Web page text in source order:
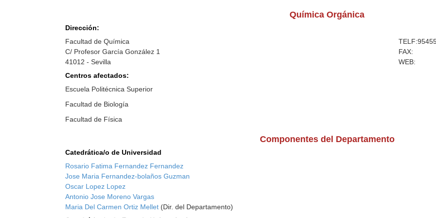
Química Orgánica
Dirección:
Facultad de Química
C/ Profesor García González 1
41012 - Sevilla
TELF:
FAX:
WEB:
Centros afectados:
Escuela Politécnica Superior
Facultad de Biología
Facultad de Física
Componentes del Departamento
Catedrática/o de Universidad
Rosario Fatima Fernandez Fernandez
Jose Maria Fernandez-bolaños Guzman
Oscar Lopez Lopez
Antonio Jose Moreno Vargas
Maria Del Carmen Ortiz Mellet (Dir. del Departamento)